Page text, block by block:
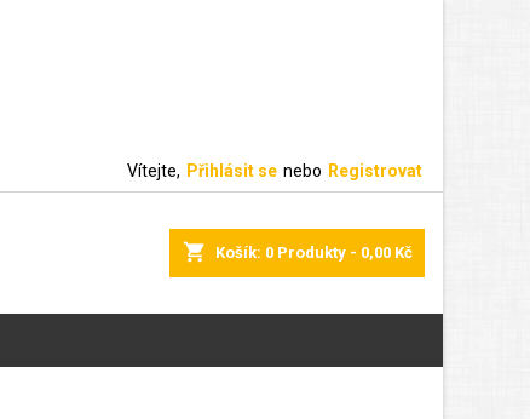
Vítejte, Přihlásit se nebo Registrovat
shopping_cart Košík: 0 Produkty - 0,00 Kč